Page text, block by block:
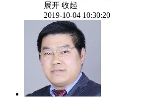
展开 收起
2019-10-04 10:30:20